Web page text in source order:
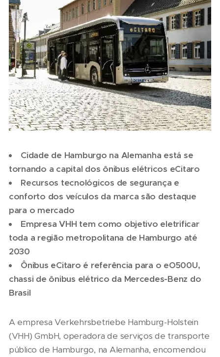
Cidade de Hamburgo na Alemanha está se
tornando a capital dos ônibus elétricos eCitaro
Recursos tecnológicos de segurança e
conforto dos veículos da marca são destaque
para o mercado
Empresa VHH tem como objetivo eletrificar
toda a região metropolitana de Hamburgo até
2030
Ônibus eCitaro é referência para o eO500U,
chassi de ônibus elétrico da Mercedes-Benz do
Brasil
A empresa Verkehrsbetriebe Hamburg-Holstein
(VHH) GmbH, operadora de serviços de transporte
público de Hamburgo, na Alemanha, encomendou